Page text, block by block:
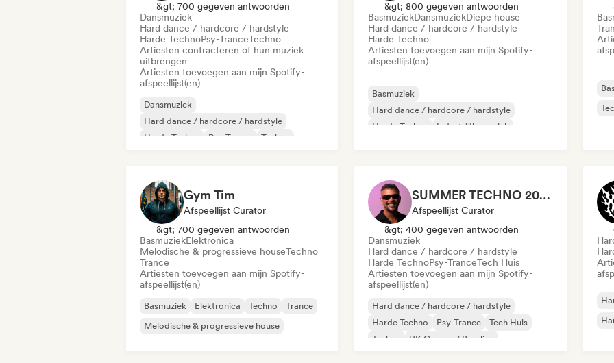
&gt; 700 gegeven antwoorden
Dansmuziek
Hard dance / hardcore / hardstyle
Harde TechnoPsy-TranceTechno
Artiesten contracteren of hun muziek
uitbrengen
Artiesten toevoegen aan mijn Spotify-
afspeellijst(en)
Dansmuziek
Hard dance / hardcore / hardstyle
Harde Techno
Psy-Trance
Techno
&gt; 800 gegeven antwoorden
BasmuziekDansmuziekDiepe house
Hard dance / hardcore / hardstyle
Harde Techno
Artiesten toevoegen aan mijn Spotify-
afspeellijst(en)
Basmuziek
Hard dance / hardcore / hardstyle
Harde Techno
Industriële muziek
Gym Tim
Afspeellijst Curator
&gt; 700 gegeven antwoorden
BasmuziekElektronica
Melodische & progressieve houseTechno
Trance
Artiesten toevoegen aan mijn Spotify-
afspeellijst(en)
Basmuziek Elektronica Techno
Trance
Melodische & progressieve house
SUMMER TECHNO 2026 ☀️ PARTY HARD by Sebastian Bronk
Afspeellijst Curator
&gt; 400 gegeven antwoorden
Dansmuziek
Hard dance / hardcore / hardstyle
Harde TechnoPsy-TranceTech Huis
Artiesten toevoegen aan mijn Spotify-
afspeellijst(en)
Hard dance / hardcore / hardstyle
Harde Techno
Psy-Trance
Tech Huis
Techno
UK Garage / Bassline